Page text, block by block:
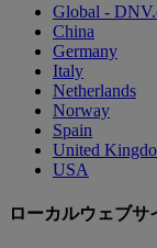
Global -
China
Germany
Italy
Netherlands
Norway
Spain
United
USA
ローカルウェブサ